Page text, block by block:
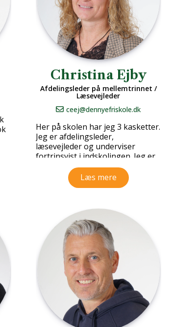
Christina Ejby
Afdelingsleder på mellemtrinnet /
Læsevejleder
ceej@dennyefriskole.dk
Her på skolen har jeg 3 kasketter.
Jeg er afdelingsleder,
læsevejleder og underviser
fortrinsvist i indskolingen. Jeg er
vild med mine 3-dimensionelle
opgaver, og her er to dage ikke
ens, så jeg keder mig ikke.
varetager jeg alt omkring de
ordblinde og står også for
supplerende undervisning i dansk
samt sparring med underviserne.
Jeg blev uddannet på Skårup
seminarium i 2004 med
linjefagene dansk, musik,
kristendomskundskab og
engelsk.
Jeg er gift med Michael og
Læs mere